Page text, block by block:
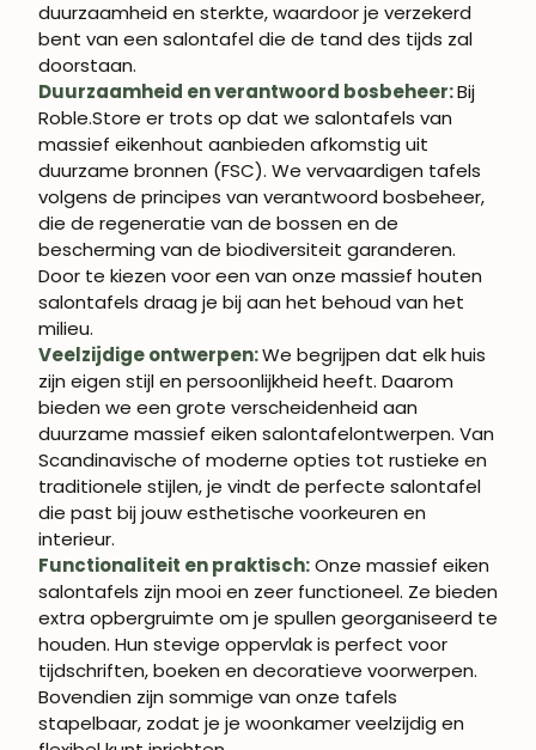
duurzaamheid en sterkte, waardoor je verzekerd
bent van een salontafel die de tand des tijds zal
doorstaan.
Duurzaamheid en verantwoord bosbeheer:Bij
Roble.Store er trots op dat we salontafels van
massief eikenhout aanbieden afkomstig uit
duurzame bronnen (FSC). We vervaardigen tafels
volgens de principes van verantwoord bosbeheer,
die de regeneratie van de bossen en de
bescherming van de biodiversiteit garanderen.
Door te kiezen voor een van onze massief houten
salontafels draag je bij aan het behoud van het
milieu.
Veelzijdige ontwerpen:We begrijpen dat elk huis
zijn eigen stijl en persoonlijkheid heeft. Daarom
bieden we een grote verscheidenheid aan
duurzame massief eiken salontafelontwerpen. Van
Scandinavische of moderne opties tot rustieke en
traditionele stijlen, je vindt de perfecte salontafel
die past bij jouw esthetische voorkeuren en
interieur.
Functionaliteit en praktisch:Onze massief eiken
salontafels zijn mooi en zeer functioneel. Ze bieden
extra opbergruimte om je spullen georganiseerd te
houden. Hun stevige oppervlak is perfect voor
tijdschriften, boeken en decoratieve voorwerpen.
Bovendien zijn sommige van onze tafels
stapelbaar, zodat je je woonkamer veelzijdig en
ROBLE.STORE!
Schrijf je in en krijg 5% korting op je eerste
aankoop.
ABONNEREN